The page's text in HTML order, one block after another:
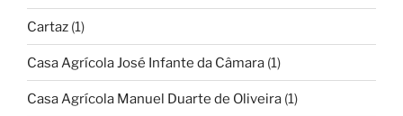
Cartaz (1)
Casa Agrícola José Infante da Câmara (1)
Casa Agrícola Manuel Duarte de Oliveira (1)